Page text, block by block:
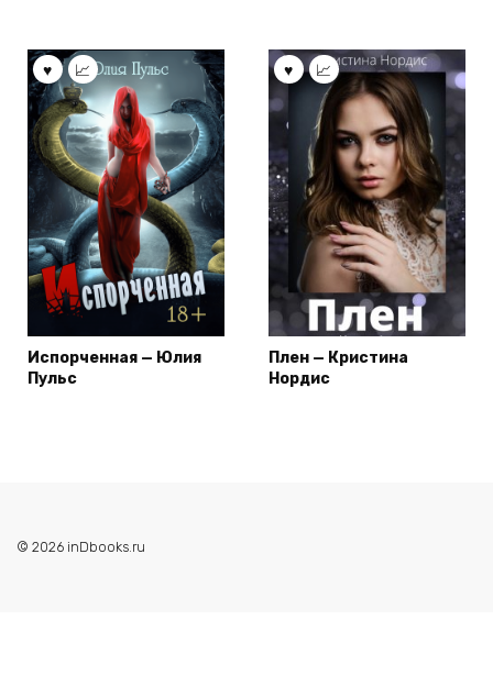
Испорченная — Юлия
Пульс
Плен — Кристина
Нордис
© 2026 inDbooks.ru